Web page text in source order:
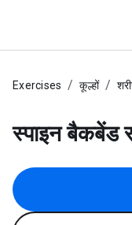
Exercises कूल्हों
स्पाइन बैकबेंड